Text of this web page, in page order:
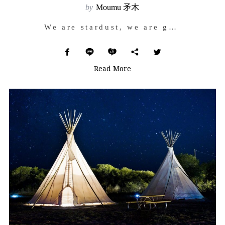
by Moumu 矛木
We are stardust, we are golden, we are billion yea…
Read More